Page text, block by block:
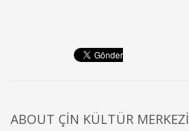
ABOUT ÇIN KÜLTÜR MERKEZI